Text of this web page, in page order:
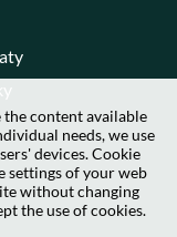
content available
needs, we use
devices. Cookie
settings of your web
without changing
the use of cookies.